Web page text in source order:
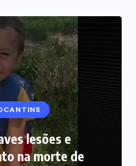
lesões e
na morte de
POLÍCIA
ter sido
matar bebê